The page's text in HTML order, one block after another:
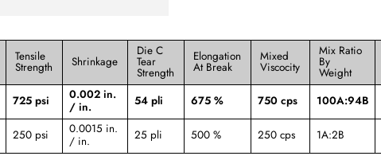
Tensile
Strength Shrinkage
Die C
Tear
Strength
Elongation
At Break
Mixed
Viscocity
Mix Ratio
By
Weight
725 psi
0.002 in.
/ in.
54 pli 675 % 750 cps 100A:94B
250 psi
0.0015 in.
/ in.
25 pli 500 % 250 cps 1A:2B